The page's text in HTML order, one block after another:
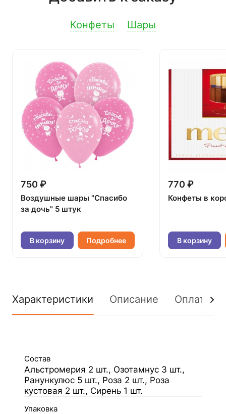
Конфеты Шары
750 ₽
Воздушные шары "Спасибо
за дочь" 5 штук
В корзину Подробнее
770 ₽
Конфеты в
В корзину
Характеристики Описание Оплата
Состав
Альстромерия 2 шт., Озотамнус 3 шт.,
Ранункулюс 5 шт., Роза 2 шт., Роза
кустовая 2 шт., Сирень 1 шт.
Упаковка